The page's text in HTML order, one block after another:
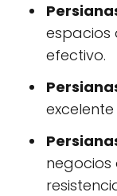
espacios
efectivo.